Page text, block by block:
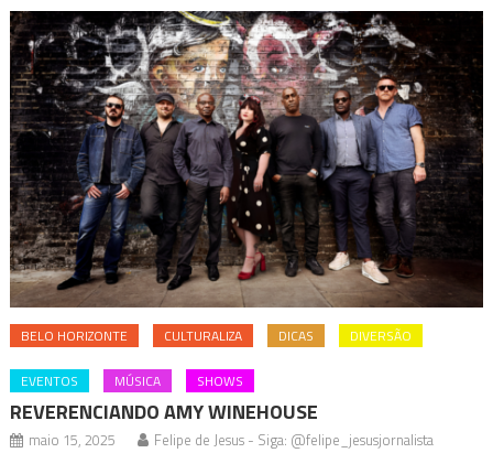
BELO HORIZONTE CULTURALIZA DICAS DIVERSÃO
EVENTOS MÚSICA SHOWS
REVERENCIANDO AMY WINEHOUSE
maio 15, 2025 Felipe de Jesus - Siga: @felipe_jesusjornalista